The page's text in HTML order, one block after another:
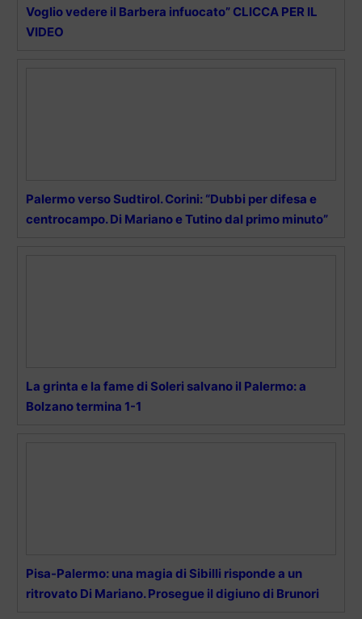
Voglio vedere il Barbera infuocato” CLICCA PER IL
VIDEO
Palermo verso Sudtirol. Corini: “Dubbi per difesa e
centrocampo. Di Mariano e Tutino dal primo minuto”
La grinta e la fame di Soleri salvano il Palermo: a
Bolzano termina 1-1
Pisa-Palermo: una magia di Sibilli risponde a un
ritrovato Di Mariano. Prosegue il digiuno di Brunori